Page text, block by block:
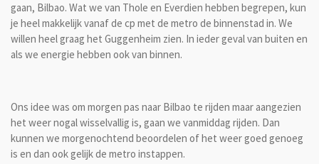
gaan, Bilbao. Wat we van Thole en Everdien hebben begrepen, kun
je heel makkelijk vanaf de cp met de metro de binnenstad in. We
willen heel graag het Guggenheim zien. In ieder geval van buiten en
als we energie hebben ook van binnen.
Ons idee was om morgen pas naar Bilbao te rijden maar aangezien
het weer nogal wisselvallig is, gaan we vanmiddag rijden. Dan
kunnen we morgenochtend beoordelen of het weer goed genoeg
is en dan ook gelijk de metro instappen.